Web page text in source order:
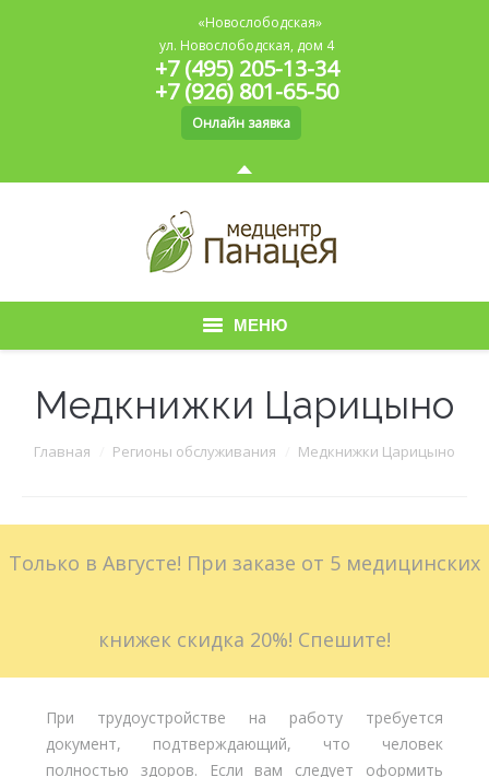
«Новослободская»
ул. Новослободская, дом 4
+7 (495) 205-13-34
+7 (926) 801-65-50
Онлайн заявка
МЕНЮ
Больничные листы
Стоимость
Акции
Контакты
Медкнижки Царицыно
Вы здесь:
Главная Регионы обслуживания Медкнижки Царицыно
Только в Августе! При заказе от 5 медицинских
книжек скидка 20%! Спешите!
При трудоустройстве на работу требуется
документ, подтверждающий, что человек
полностью здоров. Если вам следует оформить